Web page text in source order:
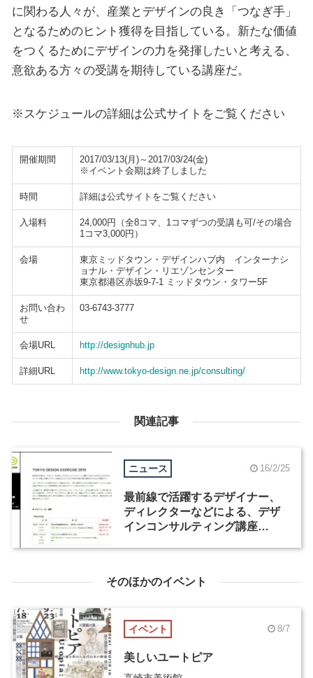
に関わる人々が、産業とデザインの良き「つなぎ手」
となるためのヒント獲得を目指している。新たな価値
をつくるためにデザインの力を発揮したいと考える、
意欲ある方々の受講を期待している講座だ。
※スケジュールの詳細は公式サイトをご覧ください
開催期間
2017/03/13(月)～2017/03/24(金)
※イベント会期は終了しました
時間 詳細は公式サイトをご覧ください
入場料
24,000円（全8コマ、1コマずつの受講も可/その場合
1コマ3,000円）
会場
東京ミッドタウン・デザインハブ内 インターナシ
ョナル・デザイン・リエゾンセンター
東京都港区赤坂9-7-1 ミッドタウン・タワー5F
お問い合わ
せ
03-6743-3777
会場URL http://designhub.jp
詳細URL http://www.tokyo-design.ne.jp/consulting/
関連記事
ニュース 16/2/25
最前線で活躍するデザイナー、
ディレクターなどによる、デザ
インコンサルティング講座
そのほかのイベント
イベント 8/7
美しいユートピア